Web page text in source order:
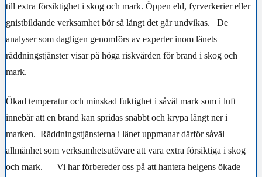
till extra försiktighet i skog och mark. Öppen eld, fyrverkerier eller
gnistbildande verksamhet bör så långt det går undvikas. De
analyser som dagligen genomförs av experter inom länets
räddningstjänster visar på höga riskvärden för brand i skog och
mark.
Ökad temperatur och minskad fuktighet i såväl mark som i luft
innebär att en brand kan spridas snabbt och krypa långt ner i
marken. Räddningstjänsterna i länet uppmanar därför såväl
allmänhet som verksamhetsutövare att vara extra försiktiga i skog
och mark. – Vi har förbereder oss på att hantera helgens ökade